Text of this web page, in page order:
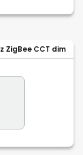
ZigBee CCT dim